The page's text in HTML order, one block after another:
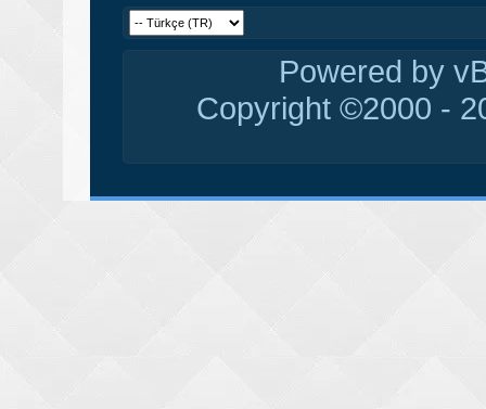
Powered by
Copyright ©2000 -